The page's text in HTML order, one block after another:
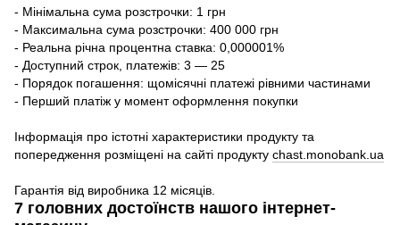
- Мінімальна сума розстрочки: 1 грн
- Максимальна сума розстрочки: 400 000 грн
- Реальна річна процентна ставка: 0,000001%
- Доступний строк, платежів: 3 — 25
- Порядок погашення: щомісячні платежі рівними частинами
- Перший платіж у момент оформлення покупки
Інформація про істотні характеристики продукту та
попередження розміщені на сайті продукту chast.monobank.ua
Гарантія від виробника 12 місяців.
7 головних достоїнств нашого інтернет-